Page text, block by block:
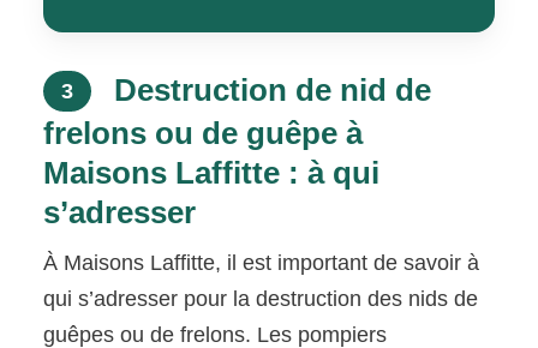
3
Destruction de nid de
frelons ou de guêpe à
Maisons Laffitte : à qui
s’adresser
À Maisons Laffitte, il est important de savoir à
qui s’adresser pour la destruction des nids de
guêpes ou de frelons. Les pompiers